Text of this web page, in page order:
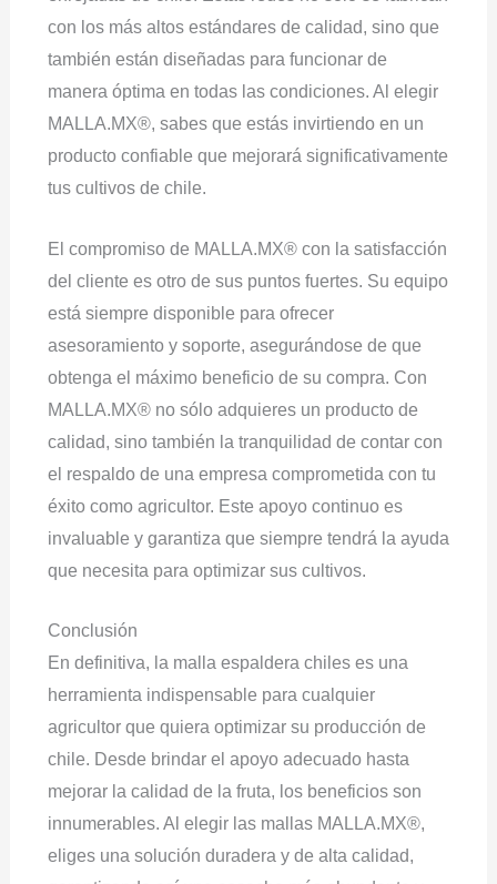
con los más altos estándares de calidad, sino que
también están diseñadas para funcionar de
manera óptima en todas las condiciones. Al elegir
MALLA.MX®, sabes que estás invirtiendo en un
producto confiable que mejorará significativamente
tus cultivos de chile.
El compromiso de MALLA.MX® con la satisfacción
del cliente es otro de sus puntos fuertes. Su equipo
está siempre disponible para ofrecer
asesoramiento y soporte, asegurándose de que
obtenga el máximo beneficio de su compra. Con
MALLA.MX® no sólo adquieres un producto de
calidad, sino también la tranquilidad de contar con
el respaldo de una empresa comprometida con tu
éxito como agricultor. Este apoyo continuo es
invaluable y garantiza que siempre tendrá la ayuda
que necesita para optimizar sus cultivos.
Conclusión
En definitiva, la malla espaldera chiles es una
herramienta indispensable para cualquier
agricultor que quiera optimizar su producción de
chile. Desde brindar el apoyo adecuado hasta
mejorar la calidad de la fruta, los beneficios son
innumerables. Al elegir las mallas MALLA.MX®,
eliges una solución duradera y de alta calidad,